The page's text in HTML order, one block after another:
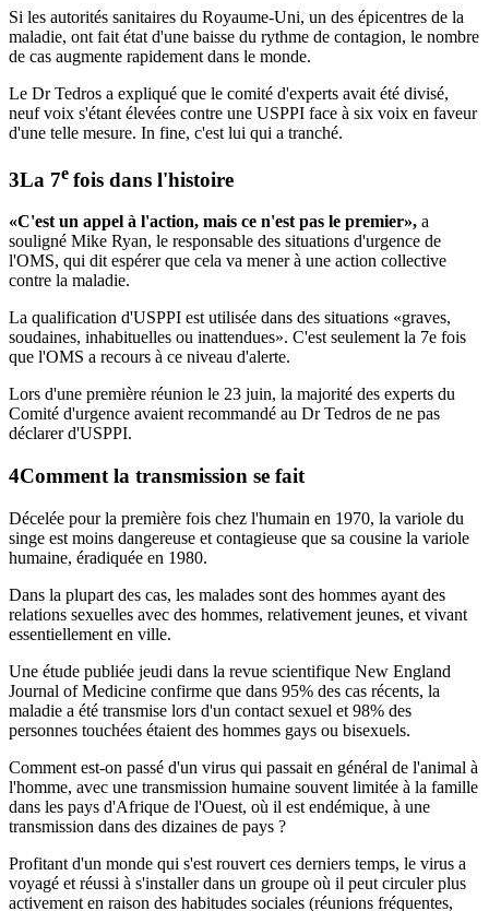
Si les autorités sanitaires du Royaume-Uni, un des épicentres de la
maladie, ont fait état d'une baisse du rythme de contagion, le nombre
de cas augmente rapidement dans le monde.
Le Dr Tedros a expliqué que le comité d'experts avait été divisé,
neuf voix s'étant élevées contre une USPPI face à six voix en faveur
d'une telle mesure. In fine, c'est lui qui a tranché.
La 7e fois dans l'histoire
«C'est un appel à l'action, mais ce n'est pas le premier», a
souligné Mike Ryan, le responsable des situations d'urgence de
l'OMS, qui dit espérer que cela va mener à une action collective
contre la maladie.
La qualification d'USPPI est utilisée dans des situations «graves,
soudaines, inhabituelles ou inattendues». C'est seulement la 7e fois
que l'OMS a recours à ce niveau d'alerte.
Lors d'une première réunion le 23 juin, la majorité des experts du
Comité d'urgence avaient recommandé au Dr Tedros de ne pas
déclarer d'USPPI.
Comment la transmission se fait
Décelée pour la première fois chez l'humain en 1970, la variole du
singe est moins dangereuse et contagieuse que sa cousine la variole
humaine, éradiquée en 1980.
Dans la plupart des cas, les malades sont des hommes ayant des
relations sexuelles avec des hommes, relativement jeunes, et vivant
essentiellement en ville.
Une étude publiée jeudi dans la revue scientifique New England
Journal of Medicine confirme que dans 95% des cas récents, la
maladie a été transmise lors d'un contact sexuel et 98% des
personnes touchées étaient des hommes gays ou bisexuels.
Comment est-on passé d'un virus qui passait en général de l'animal à
l'homme, avec une transmission humaine souvent limitée à la famille
dans les pays d'Afrique de l'Ouest, où il est endémique, à une
transmission dans des dizaines de pays ?
Profitant d'un monde qui s'est rouvert ces derniers temps, le virus a
voyagé et réussi à s'installer dans un groupe où il peut circuler plus
activement en raison des habitudes sociales (réunions fréquentes,